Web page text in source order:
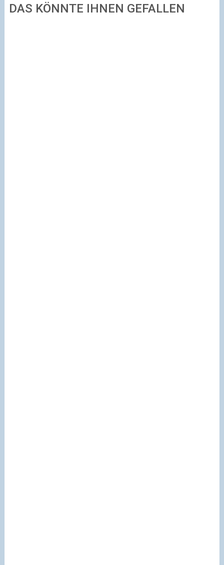
DAS KÖNNTE IHNEN GEFALLEN